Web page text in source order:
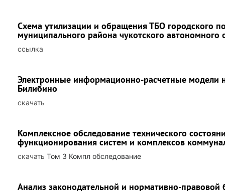
Схема утилизации и обращения ТБО городского
муниципального района чукотского автономного
ссылка
Электронные информационно-расчетные модели
Билибино
скачать
Комплексное обследование технического
функционирования систем и комплексов
скачать Том 3 Компл обследование
Анализ законодательной и нормативно-